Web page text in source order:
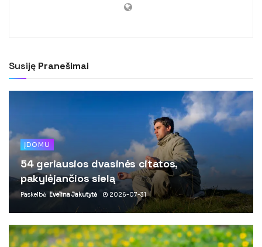
Susiję Pranešimai
ĮDOMU
54 geriausios dvasinės citatos,
pakylėjančios sielą
Paskelbė Evelina Jakutytė 2026-07-31